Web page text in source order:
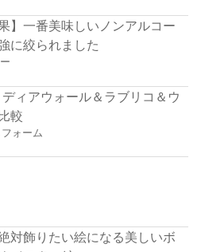
】一番美味しいノンアルコー
に絞られました
ィアウォール＆ラブリコ＆ウ
較
フォーム
対飾りたい絵になる美しいボ